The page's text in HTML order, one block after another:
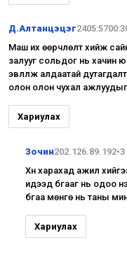
Д.Алтанцэцэг
Маш их өөрчлөлт хийж
залууг сольдог нь хачин
эвлүүлж алдаатай
олон олон чухал ажлуудыг
Хариулах
Зочин202.126.89.192•3
Хүн харахад ажил
идээд бгааг нь одоо
бгаа мөнгө нь таны
Хариулах